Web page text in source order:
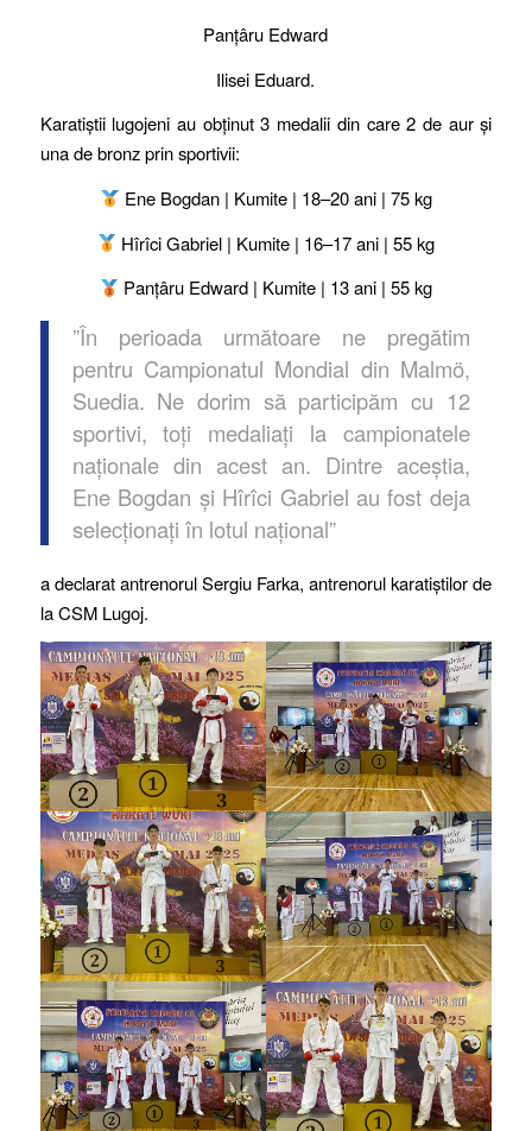
Panțâru Edward
Ilisei Eduard.
Karatiștii lugojeni au obținut 3 medalii din care 2 de aur și
una de bronz prin sportivii:
Ene Bogdan | Kumite | 18–20 ani | 75 kg
Hîrîci Gabriel | Kumite | 16–17 ani | 55 kg
Panțâru Edward | Kumite | 13 ani | 55 kg
”În perioada următoare ne pregătim
pentru Campionatul Mondial din Malmö,
Suedia. Ne dorim să participăm cu 12
sportivi, toți medaliați la campionatele
naționale din acest an. Dintre aceștia,
Ene Bogdan și Hîrîci Gabriel au fost deja
selecționați în lotul național”
a declarat antrenorul Sergiu Farka, antrenorul karatiștilor de
la CSM Lugoj.